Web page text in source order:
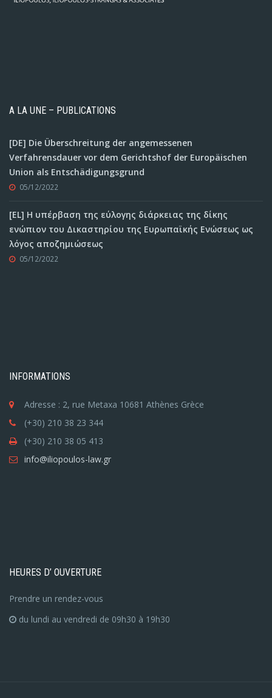
A LA UNE – PUBLICATIONS
[DE] Die Überschreitung der angemessenen
Verfahrensdauer vor dem Gerichtshof der Europäischen
Union als Entschädigungsgrund
05/12/2022
[EL] Η υπέρβαση της εύλογης διάρκειας της δίκης
ενώπιον του Δικαστηρίου της Ευρωπαϊκής Ενώσεως ως
λόγος αποζημιώσεως
05/12/2022
INFORMATIONS
Adresse : 2, rue Metaxa 10681 Athènes Grèce
(+30) 210 38 23 344
(+30) 210 38 05 413
info@iliopoulos-law.gr
HEURES D’ OUVERTURE
Prendre un rendez-vous
du lundi au vendredi de 09h30 à 19h30